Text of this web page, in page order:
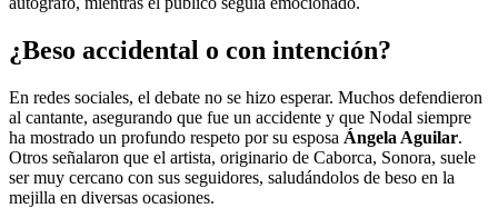
¿Beso accidental o con intención?
En redes sociales, el debate no se hizo esperar. Muchos defendieron
al cantante, asegurando que fue un accidente y que Nodal siempre
ha mostrado un profundo respeto por su esposa Ángela Aguilar.
Otros señalaron que el artista, originario de Caborca, Sonora, suele
ser muy cercano con sus seguidores, saludándolos de beso en la
mejilla en diversas ocasiones.